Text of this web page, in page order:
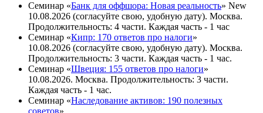
Семинар «Банк для оффшора: Новая реальность» New
10.08.2026 (согласуйте свою, удобную дату). Москва.
Продолжительность: 4 части. Каждая часть - 1 час
Семинар «Кипр: 170 ответов про налоги»
10.08.2026 (согласуйте свою, удобную дату). Москва.
Продолжительность: 3 части. Каждая часть - 1 час.
Семинар «Швеция: 155 ответов про налоги»
10.08.2026. Москва. Продолжительность: 3 части.
Каждая часть - 1 час.
Семинар «Наследование активов: 190 полезных
советов»